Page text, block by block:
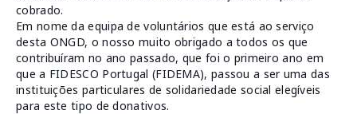
cobrado.
Em nome da equipa de voluntários que está ao serviço
desta ONGD, o nosso muito obrigado a todos os que
contribuíram no ano passado, que foi o primeiro ano em
que a FIDESCO Portugal (FIDEMA), passou a ser uma das
instituições particulares de solidariedade social elegíveis
para este tipo de donativos.